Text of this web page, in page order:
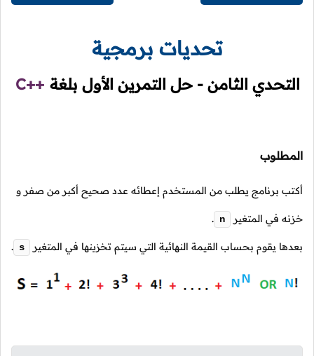
تحديات برمجية
التحدي الثامن - حل التمرين الأول بلغة C++
المطلوب
أكتب برنامج يطلب من المستخدم إعطائه عدد صحيح أكبر من صفر و
خزنه في المتغير n
.
بعدها يقوم بحساب القيمة النهائية التي سيتم تخزينها في المتغير s
.